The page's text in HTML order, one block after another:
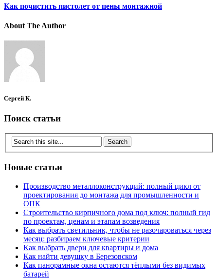
Как почистить пистолет от пены монтажной
About The Author
Сергей К.
Поиск статьи
Новые статьи
Производство металлоконструкций: полный цикл от
проектирования до монтажа для промышленности и
ОПК
Строительство кирпичного дома под ключ: полный гид
по проектам, ценам и этапам возведения
Как выбрать светильник, чтобы не разочароваться через
месяц: разбираем ключевые критерии
Как выбрать двери для квартиры и дома
Как найти девушку в Березовском
Как панорамные окна остаются тёплыми без видимых
батарей